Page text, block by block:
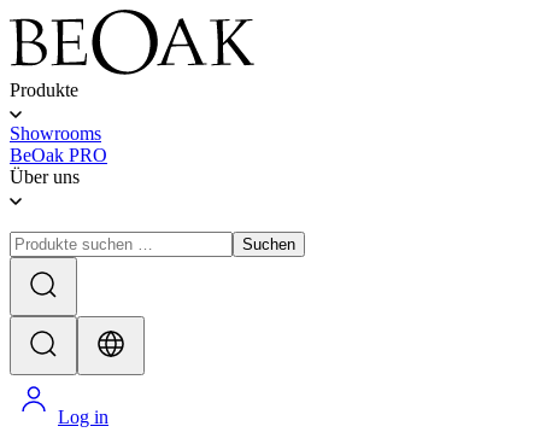
Produkte
Showrooms
BeOak PRO
Über uns
Suchen
Log in